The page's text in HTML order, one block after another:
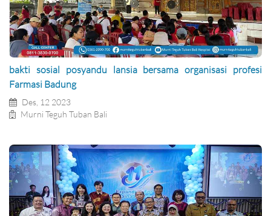
bakti sosial posyandu lansia bersama organisasi profesi
Farmasi Badung
Des, 12 2023
Murni Teguh Tuban Bali